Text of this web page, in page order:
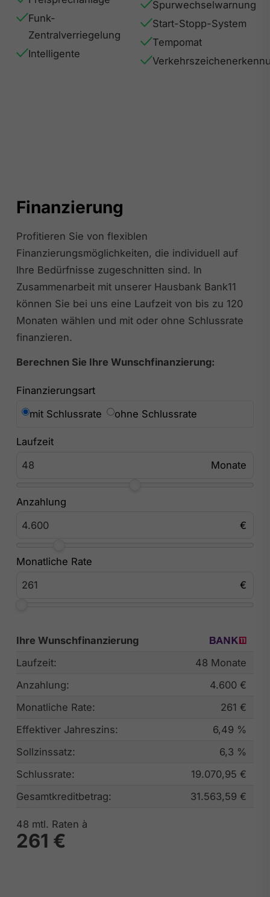
Funk-
Zentralverriegelung
Intelligente
Spurwechselwarnung
Start-Stopp-System
Tempomat
Finanzierung
Profitieren Sie von flexiblen
Finanzierungsmöglichkeiten, die individuell auf
Ihre Bedürfnisse zugeschnitten sind. In
Zusammenarbeit mit unserer Hausbank Bank11
können Sie bei uns eine Laufzeit von bis zu 120
Monaten wählen und mit oder ohne Schlussrate
finanzieren.
Berechnen Sie Ihre Wunschfinanzierung:
Finanzierungsart
mit Schlussrate
ohne Schlussrate
Laufzeit
Anzahlung
Monatliche Rate
Ihre Wunschfinanzierung
Laufzeit:
48 Monate
Anzahlung:
4.600 €
Monatliche Rate:
261 €
Effektiver Jahreszins:
6,49 %
Sollzinssatz:
6,3 %
Schlussrate:
19.070,95 €
Gesamtkreditbetrag:
31.563,59 €
48 mtl. Raten à
261 €